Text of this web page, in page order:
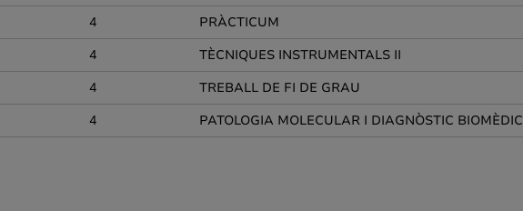
4
PRÀCTICUM
4
TÈCNIQUES INSTRUMENTALS II
4
TREBALL DE FI DE GRAU
4 PATOLOGIA MOLECULAR I DIAGNÒSTIC BIOMÈDIC